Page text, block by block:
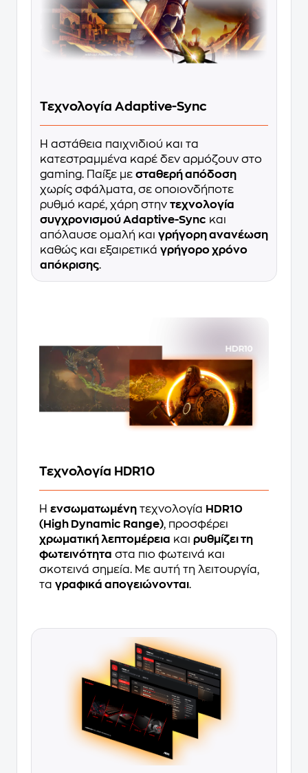
Τεχνολογία Adaptive-Sync
Η αστάθεια παιχνιδιού και τα
κατεστραμμένα καρέ δεν αρμόζουν στο
gaming. Παίξε με σταθερή απόδοση
χωρίς σφάλματα, σε οποιονδήποτε
ρυθμό καρέ, χάρη στην τεχνολογία
συγχρονισμού Adaptive-Sync και
απόλαυσε ομαλή και γρήγορη ανανέωση
καθώς και εξαιρετικά γρήγορο χρόνο
απόκρισης.
Τεχνολογία HDR10
Η ενσωματωμένη τεχνολογία HDR10
(High Dynamic Range), προσφέρει
χρωματική λεπτομέρεια και ρυθμίζει τη
φωτεινότητα στα πιο φωτεινά και
σκοτεινά σημεία. Με αυτή τη λειτουργία,
τα γραφικά απογειώνονται.